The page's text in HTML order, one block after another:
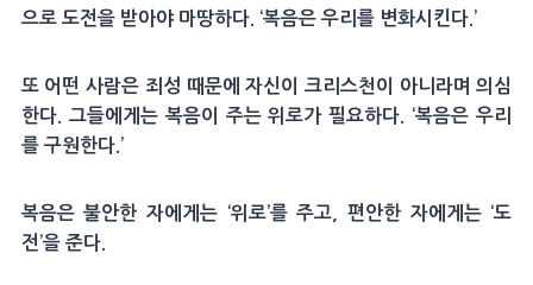
으로 도전을 받아야 마땅하다. ‘복음은 우리를 변화시킨다.’
또 어떤 사람은 죄성 때문에 자신이 크리스천이 아니라며 의심
한다. 그들에게는 복음이 주는 위로가 필요하다. ‘복음은 우리
를 구원한다.’
복음은 불안한 자에게는 ‘위로’를 주고, 편안한 자에게는 ‘도
전’을 준다.